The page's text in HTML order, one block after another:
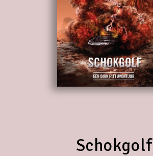
Schokgolf